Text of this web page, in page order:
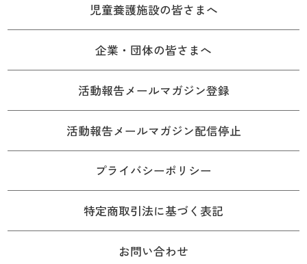
児童養護施設の皆さまへ
企業・団体の皆さまへ
活動報告メールマガジン登録
活動報告メールマガジン配信停止
プライバシーポリシー
特定商取引法に基づく表記
お問い合わせ